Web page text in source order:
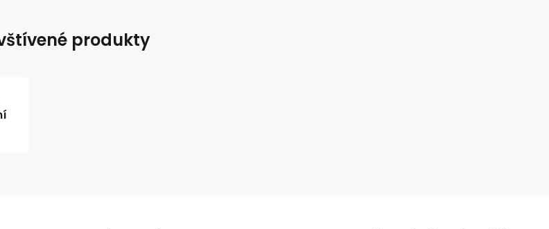
produkty